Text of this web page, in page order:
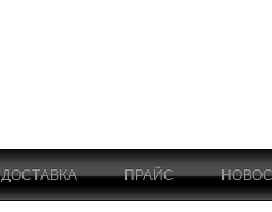
ДОСТАВКА ПРАЙС